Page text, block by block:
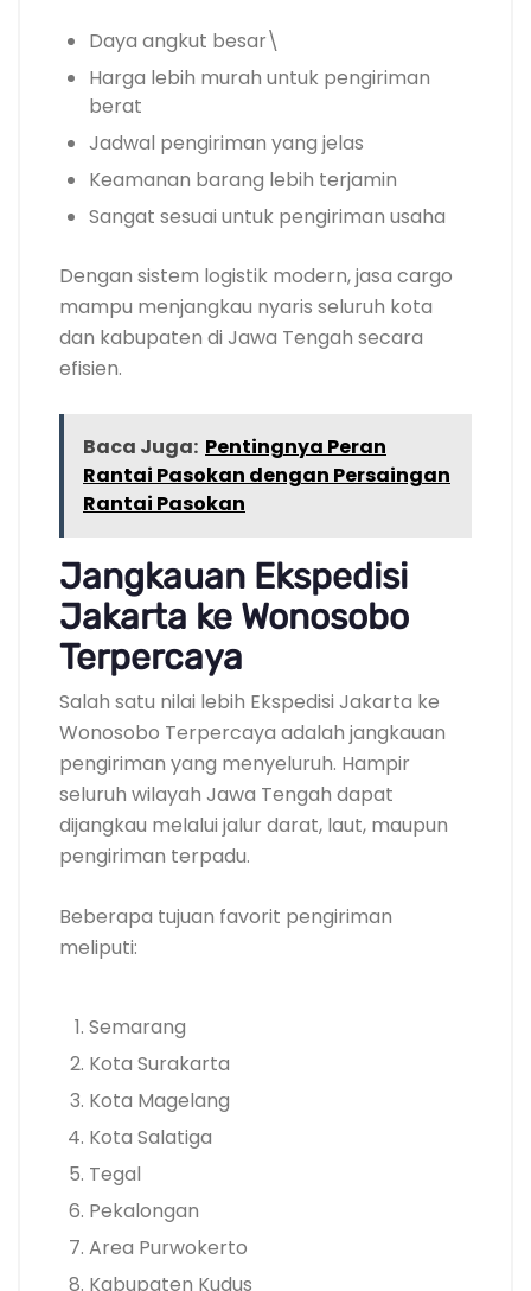
Daya angkut besar\
Harga lebih murah untuk pengiriman
berat
Jadwal pengiriman yang jelas
Keamanan barang lebih terjamin
Sangat sesuai untuk pengiriman usaha
Dengan sistem logistik modern, jasa cargo
mampu menjangkau nyaris seluruh kota
dan kabupaten di Jawa Tengah secara
efisien.
Baca Juga: Pentingnya Peran
Rantai Pasokan dengan Persaingan
Rantai Pasokan
Jangkauan Ekspedisi
Jakarta ke Wonosobo
Terpercaya
Salah satu nilai lebih Ekspedisi Jakarta ke
Wonosobo Terpercaya adalah jangkauan
pengiriman yang menyeluruh. Hampir
seluruh wilayah Jawa Tengah dapat
dijangkau melalui jalur darat, laut, maupun
pengiriman terpadu.
Beberapa tujuan favorit pengiriman
meliputi:
Semarang
Kota Surakarta
Kota Magelang
Kota Salatiga
Tegal
Pekalongan
Area Purwokerto
Kabupaten Kudus